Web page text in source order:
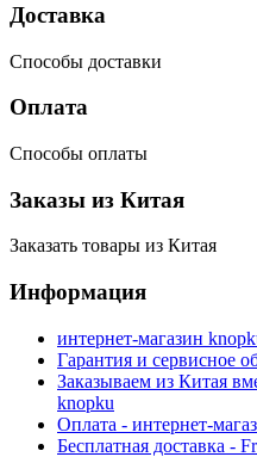
Доставка
Способы доставки
Оплата
Способы оплаты
Заказы из Китая
Заказать товары из Китая
Информация
интернет-магазин
Гарантия и сервисное
Заказываем из Китая
knopku
Оплата - интернет-
Бесплатная доставка -